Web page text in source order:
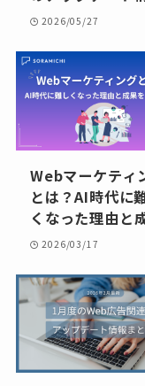
まとめ
2026/05/27
Webマーケティ
とは？AI時代に
くなった理由と
を出す仕組み
2026/03/17